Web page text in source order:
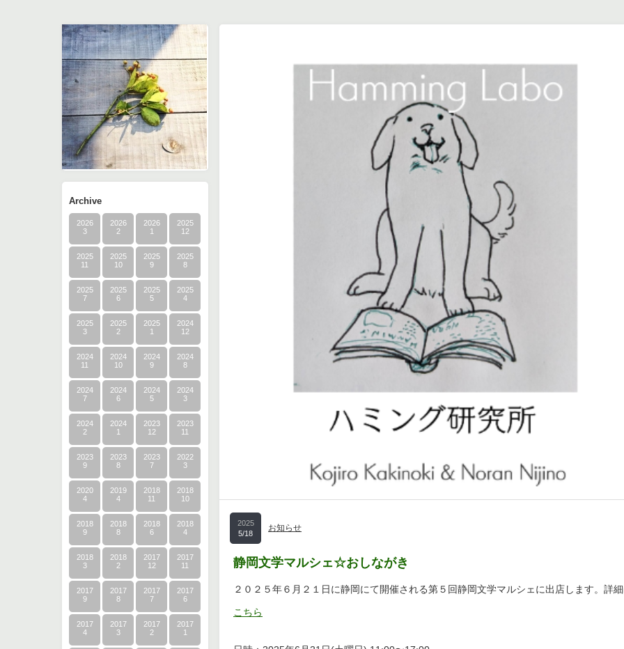
Archive
2026
3
2026
2
2026
1
2025
12
2025
11
2025
10
2025
9
2025
8
2025
7
2025
6
2025
5
2025
4
2025
3
2025
2
2025
1
2024
12
2024
11
2024
10
2024
9
2024
8
2024
7
2024
6
2024
5
2024
3
2024
2
2024
1
2023
12
2023
11
2023
9
2023
8
2023
7
2022
3
2020
4
2019
4
2018
11
2018
10
2018
9
2018
8
2018
6
2018
4
2018
3
2018
2
2017
12
2017
11
2017
9
2017
8
2017
7
2017
6
2017
4
2017
3
2017
2
2017
1
2025
5/18
お知らせ
静岡文学マルシェ☆おしながき
２０２５年６月２１日に静岡にて開催される第５回静岡文学マルシェに出店します。詳
こちら